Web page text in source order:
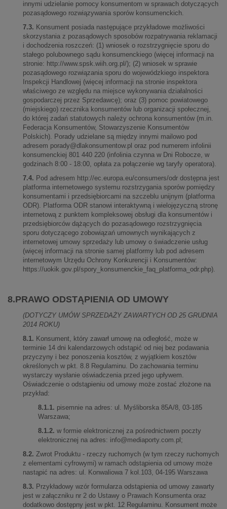
innymi udzielanie pomocy konsumentom w sprawach dotyczących
pozasądowego rozwiązywania sporów konsumenckich.
7.3. Konsument posiada następujące przykładowe możliwości
skorzystania z pozasądowych sposobów rozpatrywania reklamacji
i dochodzenia roszczeń: (1) wniosek o rozstrzygnięcie sporu do
stałego polubownego sądu konsumenckiego (więcej informacji na
stronie: http://www.spsk.wiih.org.pl/); (2) wniosek w sprawie
pozasądowego rozwiązania sporu do wojewódzkiego inspektora
Inspekcji Handlowej (więcej informacji na stronie inspektora
właściwego ze względu na miejsce wykonywania działalności
gospodarczej przez Sprzedawcę); oraz (3) pomoc powiatowego
(miejskiego) rzecznika konsumentów lub organizacji społecznej,
do której zadań statutowych należy ochrona konsumentów (m.in.
Federacja Konsumentów, Stowarzyszenie Konsumentów
Polskich). Porady udzielane są między innymi mailowo pod
adresem porady@dlakonsumentow.pl oraz pod numerem infolinii
konsumenckiej 801 440 220 (infolinia czynna w Dni Robocze, w
godzinach 8:00 - 18:00, opłata za połączenie wg taryfy operatora).
7.4. Pod adresem http://ec.europa.eu/consumers/odr dostępna jest
platforma internetowego systemu rozstrzygania sporów pomiędzy
konsumentami i przedsiębiorcami na szczeblu unijnym (platforma
ODR). Platforma ODR stanowi interaktywną i wielojęzyczną stronę
internetową z punktem kompleksowej obsługi dla konsumentów i
przedsiębiorców dążących do pozasądowego rozstrzygnięcia
sporu dotyczącego zobowiązań umownych wynikających z
internetowej umowy sprzedaży lub umowy o świadczenie usług
(więcej informacji na stronie samej platformy lub pod adresem
internetowym Urzędu Ochrony Konkurencji i Konsumentów:
https://uokik.gov.pl/spory_konsumenckie_faq_platforma_odr.php).
8.PRAWO ODSTĄPIENIA OD UMOWY
(DOTYCZY UMÓW SPRZEDAŻY ZAWARTYCH OD 25 GRUDNIA
2014 ROKU)
8.1. Konsument, który zawarł umowę na odległość, może w
terminie 14 dni kalendarzowych odstąpić od niej bez podawania
przyczyny i bez ponoszenia kosztów, z wyjątkiem kosztów
określonych w pkt. 8.8 Regulaminu. Do zachowania terminu
wystarczy wysłanie oświadczenia przed jego upływem.
Oświadczenie o odstąpieniu od umowy może zostać złożone na
przykład:
8.1.1. pisemnie na adres: ul. Myśliborska 85A/8, 03-185
Warszawa;
8.1.2. w formie elektronicznej za pośrednictwem poczty
elektronicznej na adres: info@mediaporty.com.pl;
8.2. Zwrot Produktu - rzeczy ruchomych (w tym rzeczy ruchomych
z elementami cyfrowymi) w ramach odstąpienia od umowy może
nastąpić na adres: ul. Konwaliowa 7 kol.103, 04-195 Warszawa
8.3. Przykładowy wzór formularza odstąpienia od umowy zawarty
jest w załączniku nr 2 do Ustawy o Prawach Konsumenta oraz
dodatkowo dostępny jest w pkt. 12 Regulaminu. Konsument może